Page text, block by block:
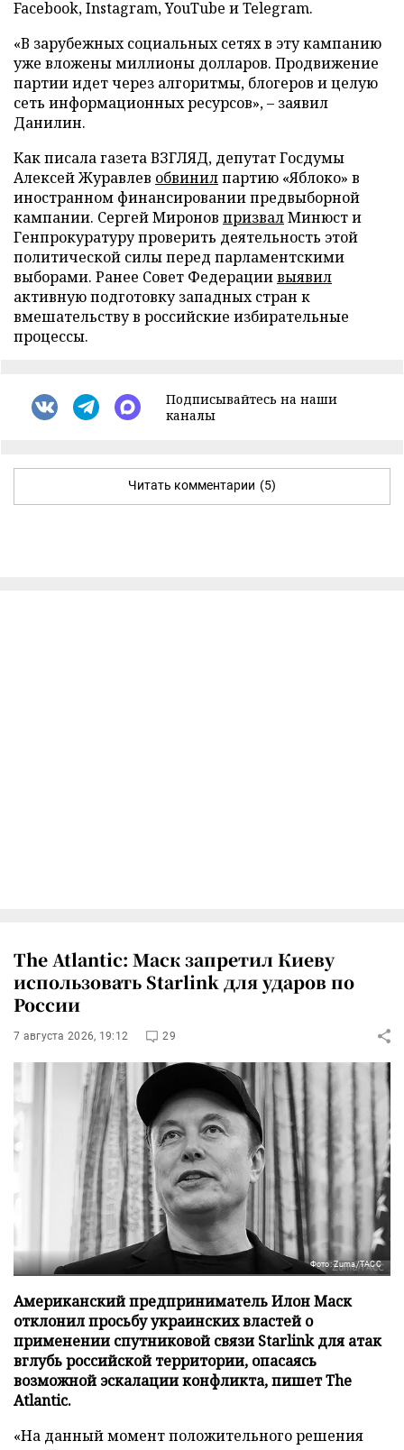
Facebook, Instagram, YouTube и Telegram.
«В зарубежных социальных сетях в эту кампанию
уже вложены миллионы долларов. Продвижение
партии идет через алгоритмы, блогеров и целую
сеть информационных ресурсов», – заявил
Данилин.
Как писала газета ВЗГЛЯД, депутат Госдумы
Алексей Журавлев обвинилпартию «Яблоко» в
иностранном финансировании предвыборной
кампании. Сергей Миронов призвалМинюст и
Генпрокуратуру проверить деятельность этой
политической силы перед парламентскими
выборами. Ранее Совет Федерациивыявил
активную подготовку западных стран к
вмешательству в российские избирательные
процессы.
Подписывайтесь на наши
каналы
Читать комментарии (5)
The Atlantic: Маск запретил Киеву
использовать Starlink для ударов по
России
7 августа 2026, 19:12 29
Фото: Zuma/ТАСС
Американский предприниматель Илон Маск
отклонил просьбу украинских властей о
применении спутниковой связи Starlink для атак
вглубь российской территории, опасаясь
возможной эскалации конфликта, пишет The
Atlantic.
«На данный момент положительного решения